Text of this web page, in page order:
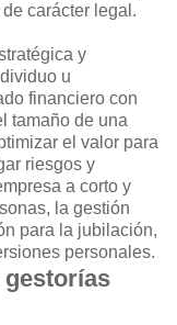
carácter legal.
y
u
financiero con
tamaño de una
el valor para
riesgos y
a corto y
la gestión
para la jubilación,
personales.